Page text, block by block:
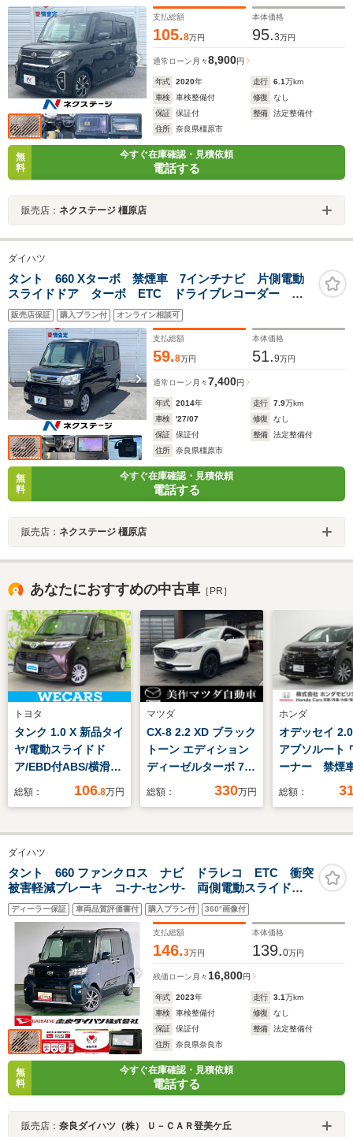
ン 純正14インチAW
支払総額
105.8万円
本体価格
95.3万円
通常ローン 月々8,900円
年式 2020年 走行 6.1万km
車検
車検整備付 修復
なし
保証
保証付 整備
法定整備付
住所
奈良県橿原市
無
料
今すぐ在庫確認・見積依頼
電話する
販売店： ネクステージ 橿原店
ダイハツ
タント 660 Xターボ 禁煙車 7インチナビ 片側電動
スライドドア ターボ ETC ドライブレコーダー ア
イドリングストップ フォグランプ ヘッドレベライザ
ー スマートキー Bluetooth TV
販売店保証 購入プラン付 オンライン相談可
支払総額
59.8万円
本体価格
51.9万円
通常ローン 月々7,400円
年式 2014年 走行 7.9万km
車検
'27/07 修復
なし
保証
保証付 整備
法定整備付
住所
奈良県橿原市
無
料
今すぐ在庫確認・見積依頼
電話する
販売店： ネクステージ 橿原店
あなたにおすすめの中古車 ［PR］
トヨタ
タンク 1.0 X 新品タイ
ヤ/電動スライドド
ア/EBD付ABS/横滑り
防止装置/アイドリン
タートボタン/キーレ
スエントリー/パワー
ステアリング/盗難防
止システム
総額： 106.8万円
マツダ
CX-8 2.2 XD ブラック
トーン エディション
ディーゼルターボ 7
人 ディーゼル
レス充電 電動バック
ーター ハンドルヒー
ター ドラレコ
TV SDナビ
Bluetooth ETC 電
動シート BSM ク
ルコン
総額： 330万円
ホンダ
オデッセイ
アブソルート
ーナー 禁煙
インチナビ
両側電動スラ
ーズコント
Bluetooth
サー
総額：
ダイハツ
タント 660 ファンクロス ナビ ドラレコ ETC 衝突
被害軽減ブレーキ コ-ナ-センサ- 両側電動スライドド
ア 電動パーキング シ-トヒ-タ- パノラマモニタ- ア
イドリングストップ機能 LEDヘッドライト
ディーラー保証 車両品質評価書付 購入プラン付 360°画像付
支払総額
146.3万円
本体価格
139.0万円
残価ローン 月々 16,800円
年式 2023年 走行 3.1万km
車検
車検整備付 修復
なし
保証
保証付 整備
法定整備付
住所
奈良県奈良市
無
料
今すぐ在庫確認・見積依頼
電話する
販売店： 奈良ダイハツ（株） Ｕ－ＣＡＲ登美ケ丘